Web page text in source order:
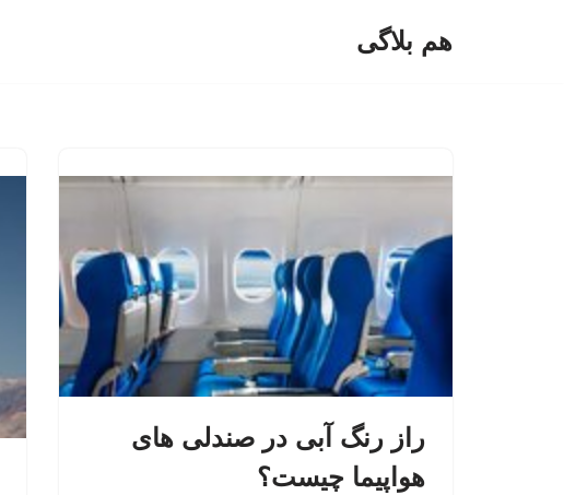
هم بلاگی
راز رنگ آبی در صندلی های
هواپیما چیست؟